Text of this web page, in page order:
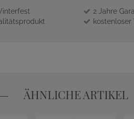
2 Jahre
kostenloser
ÄHNLICHE ARTIKEL